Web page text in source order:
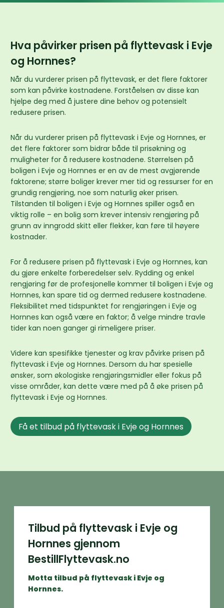
Hva påvirker prisen på flyttevask i Evje
og Hornnes?
Når du vurderer prisen på flyttevask, er det flere faktorer
som kan påvirke kostnadene. Forståelsen av disse kan
hjelpe deg med å justere dine behov og potensielt
redusere prisen.
Når du vurderer prisen på flyttevask i Evje og Hornnes, er
det flere faktorer som bidrar både til prisøkning og
muligheter for å redusere kostnadene. Størrelsen på
boligen i Evje og Hornnes er en av de mest avgjørende
faktorene; større boliger krever mer tid og ressurser for en
grundig rengjøring, noe som naturlig øker prisen.
Tilstanden til boligen i Evje og Hornnes spiller også en
viktig rolle – en bolig som krever intensiv rengjøring på
grunn av inngrodd skitt eller flekker, kan føre til høyere
kostnader.
For å redusere prisen på flyttevask i Evje og Hornnes, kan
du gjøre enkelte forberedelser selv. Rydding og enkel
rengjøring før de profesjonelle kommer til boligen i Evje og
Hornnes, kan spare tid og dermed redusere kostnadene.
Fleksibilitet med tidspunktet for rengjøringen i Evje og
Hornnes kan også være en faktor; å velge mindre travle
tider kan noen ganger gi rimeligere priser.
Videre kan spesifikke tjenester og krav påvirke prisen på
flyttevask i Evje og Hornnes. Dersom du har spesielle
ønsker, som økologiske rengjøringsmidler eller fokus på
visse områder, kan dette være med på å øke prisen på
flyttevask i Evje og Hornnes.
Få et tilbud på flyttevask i Evje og Hornnes
Tilbud på flyttevask i Evje og
Hornnes gjennom
BestillFlyttevask.no
Motta tilbud på flyttevask i Evje og
Hornnes.